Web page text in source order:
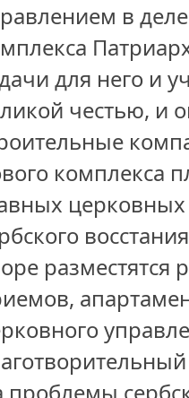
в
для него и
честью, и
комплекса
разместятся